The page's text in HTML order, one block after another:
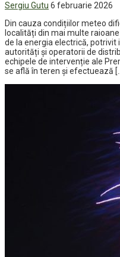
Sergiu Gutu 6 februarie 2026
Din cauza condițiilor meteo
localități din mai multe
de la energia electrică,
autorități și operatorii de
echipele de intervenție ale
se află în teren și efectuează